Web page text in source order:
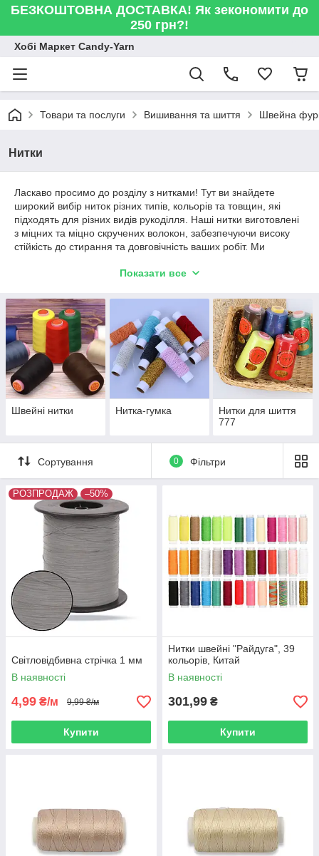
БЕЗКОШТОВНА ДОСТАВКА! Як зекономити до
250 грн?!
Хобі Маркет Candy-Yarn
Товари та послуги Вишивання та шиття Швейна
Нитки
Ласкаво просимо до розділу з нитками! Тут ви знайдете
широкий вибір ниток різних типів, кольорів та товщин, які
підходять для різних видів рукоділля. Наші нитки виготовлені
з міцних та міцно скручених волокон, забезпечуючи високу
стійкість до стирання та довговічність ваших робіт. Ми
яскравих та насичених, щоб задовольнити потреби кожного
Показати все
Швейні нитки Нитка-гумка
Нитки для шиття
777
Сортування 0 Фільтри
РОЗПРОДАЖ –50%
Світловідбивна стрічка 1 мм
В наявності
4,99 ₴/м 9,99 ₴/м
Купити
Нитки швейні "Райдуга", 39
кольорів, Китай
В наявності
301,99 ₴
Купити